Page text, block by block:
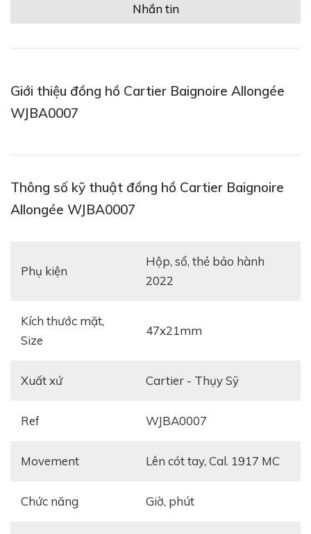
Nhắn tin
Giới thiệu đồng hồ Cartier Baignoire Allongée
WJBA0007
Thông số kỹ thuật đồng hồ Cartier Baignoire
Allongée WJBA0007
Phụ kiện
hộp, sổ, thẻ bảo hành
2022
Kích thước mặt,
Size
47x21mm
Xuất xứ Cartier - Thụy Sỹ
Ref WJBA0007
Movement Lên cót tay, Cal. 1917 MC
Chức năng giờ, phút